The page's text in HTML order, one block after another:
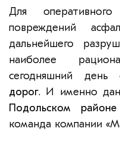
Для
повреждений
дальнейшего
наиболее
сегодняшний день
дорог. И именно
Подольском районе
команда компании